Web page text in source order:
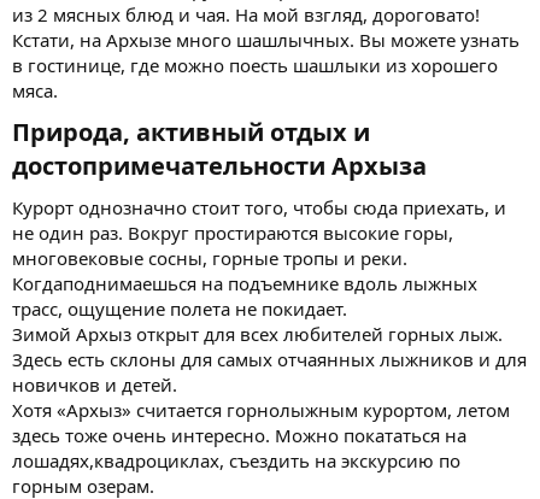
из 2 мясных блюд и чая. На мой взгляд, дороговато!
Кстати, на Архызе много шашлычных. Вы можете узнать
в гостинице, где можно поесть шашлыки из хорошего
мяса.
Природа, активный отдых и
достопримечательности Архыза​
Курорт однозначно стоит того, чтобы сюда приехать, и
не один раз. Вокруг простираются высокие горы,
многовековые сосны, горные тропы и реки.
Когдаподнимаешься на подъемнике вдоль лыжных
трасс, ощущение полета не покидает.
Зимой Архыз открыт для всех любителей горных лыж.
Здесь есть склоны для самых отчаянных лыжников и для
новичков и детей.
Хотя «Архыз» считается горнолыжным курортом, летом
здесь тоже очень интересно. Можно покататься на
лошадях,квадроциклах, съездить на экскурсию по
горным озерам.